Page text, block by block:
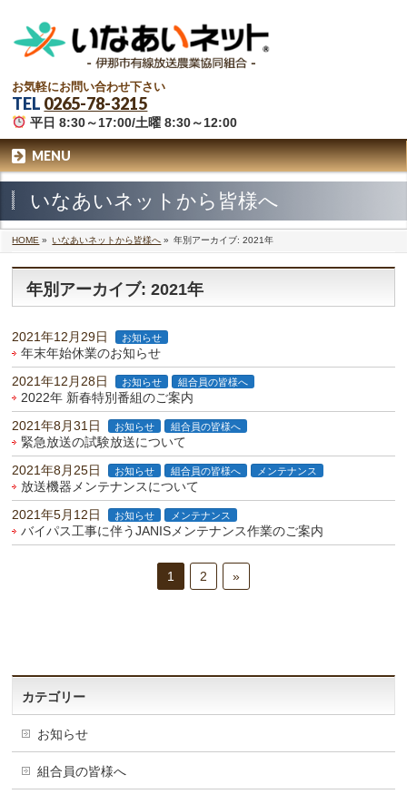
お気軽にお問い合わせ下さい
TEL 0265-78-3215
平日 8:30～17:00/土曜 8:30～12:00
MENU
いなあいネットから皆様へ
HOME » いなあいネットから皆様へ » 年別アーカイブ: 2021年
年別アーカイブ: 2021年
2021年12月29日 お知らせ
年末年始休業のお知らせ
2021年12月28日
お知らせ 組合員の皆様へ
2022年 新春特別番組のご案内
2021年8月31日
お知らせ 組合員の皆様へ
緊急放送の試験放送について
2021年8月25日
お知らせ 組合員の皆様へ メンテナンス
放送機器メンテナンスについて
2021年5月12日
お知らせ メンテナンス
バイパス工事に伴うJANISメンテナンス作業のご案内
1 2 »
カテゴリー
お知らせ
組合員の皆様へ